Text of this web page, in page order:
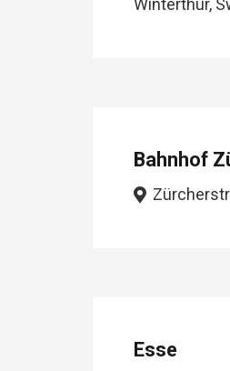
Winterthur,
Bahnhof
Esse